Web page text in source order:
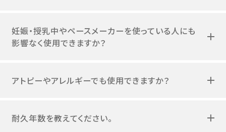
妊娠・授乳中やペースメーカーを使っている人にも
影響なく使用できますか？
アトピーやアレルギーでも使用できますか？
耐久年数を教えてください。